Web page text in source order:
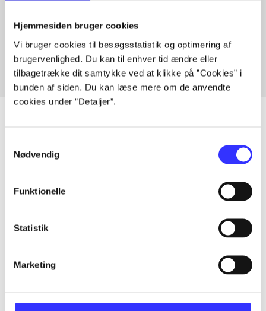
Hjemmesiden bruger cookies
Vi bruger cookies til besøgsstatistik og optimering af
brugervenlighed. Du kan til enhver tid ændre eller
tilbagetrække dit samtykke ved at klikke på ”Cookies” i
bunden af siden. Du kan læse mere om de anvendte
cookies under ”Detaljer”.
Nødvendig
Funktionelle
Statistik
Marketing
Artikler med samme emner
Artikler